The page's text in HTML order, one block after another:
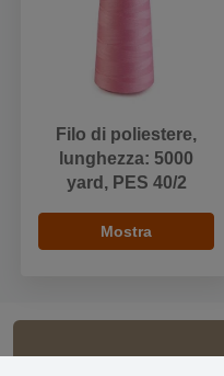
Filo di poliestere,
lunghezza: 5000
yard, PES 40/2
Mostra